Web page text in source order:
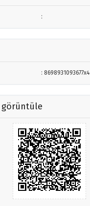
:
: 8698931093677x4
görüntüle